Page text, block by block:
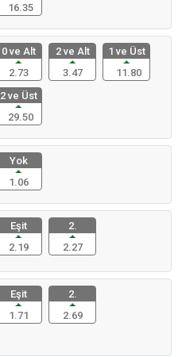
16.35
0 ve Alt
2.73
2 ve Alt
3.47
1 ve Üst
11.80
2 ve Üst
29.50
Yok
1.06
Eşit
2.19
2.
2.27
Eşit
1.71
2.
2.69